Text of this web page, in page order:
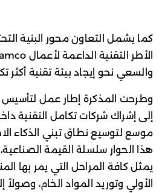
كما يشمل التعاون محور البنية
والسعي نحو إيجاد بيئة تقنية أكثر
وطرحت المذكرة إطار عمل
إلى إشراك شركات تكامل التقنية
موسع لتوسيع نطاق تبني الذكاء
هذا الحوار سلسلة القيمة
يمثل كافة المراحل التي يمر بها
الأولي وتوريد المواد الخام، وصولاً